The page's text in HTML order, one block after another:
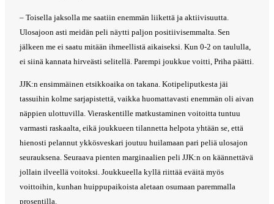
– Toisella jaksolla me saatiin enemmän liikettä ja aktiivisuutta.
Ulosajoon asti meidän peli näytti paljon positiivisemmalta. Sen
jälkeen me ei saatu mitään ihmeellistä aikaiseksi. Kun 0-2 on taululla,
ei siinä kannata hirveästi selitellä. Parempi joukkue voitti, Priha päätti.
JJK:n ensimmäinen etsikkoaika on takana. Kotipeliputkesta jäi
tassuihin kolme sarjapistettä, vaikka huomattavasti enemmän oli aivan
näppien ulottuvilla. Vieraskentille matkustaminen voitoitta tuntuu
varmasti raskaalta, eikä joukkueen tilannetta helpota yhtään se, että
hienosti pelannut ykkösveskari joutuu huilamaan pari peliä ulosajon
seurauksena. Seuraava pienten marginaalien peli JJK:n on käännettävä
jollain ilveellä voitoksi. Joukkueella kyllä riittää eväitä myös
voittoihin, kunhan huippupaikoista aletaan osumaan paremmalla
prosentilla.